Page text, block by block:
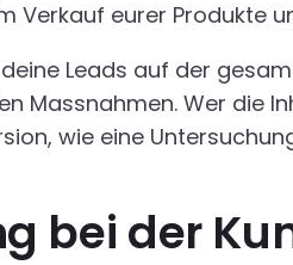
Verkauf eurer Produkte
Leads auf der
Massnahmen. Wer die
wie eine
bei der